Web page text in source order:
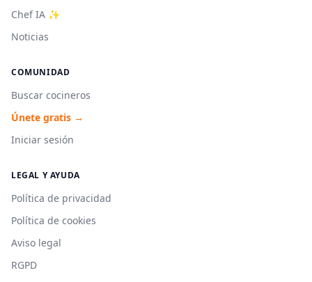
Chef IA ✨
Noticias
COMUNIDAD
Buscar cocineros
Únete gratis →
Iniciar sesión
LEGAL Y AYUDA
Política de privacidad
Política de cookies
Aviso legal
RGPD